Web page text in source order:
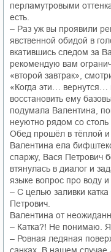
перламутровыми
есть.
– Раз уж вы проявили
явственной обидой в
вкатившись следом за
рекомендую вам
«второй завтрак»,
«Когда эти… вернутся…
восстановить ему
подумала Валентина,
неуютно рядом со
Обед прошёл в тёплой и
Валентина ела
спаржу, Вася Петрович
втянулась в диалог и
языке вопрос про воду
– С целью заливки
Петрович.
Валентина от
– Катка?! Не понимаю.
– Ровная ледяная